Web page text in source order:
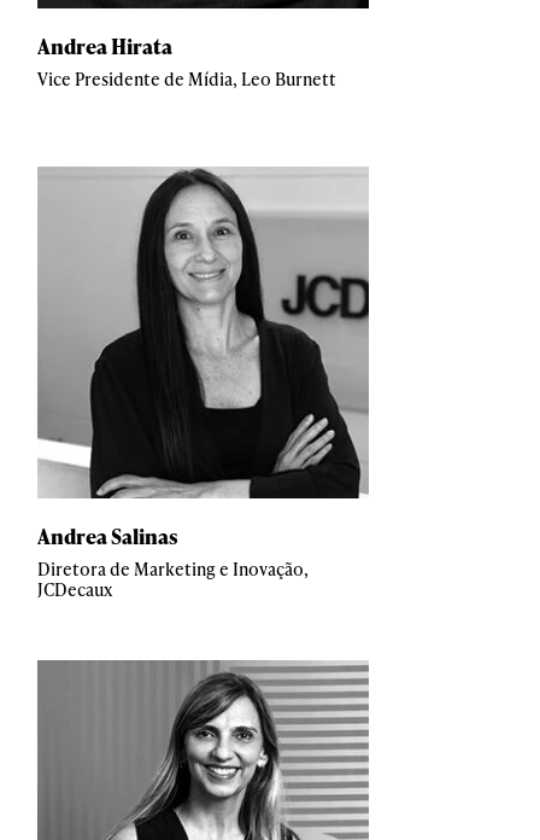
Andrea Hirata
Vice Presidente de Mídia, Leo Burnett
Andrea Salinas
Diretora de Marketing e Inovação,
JCDecaux